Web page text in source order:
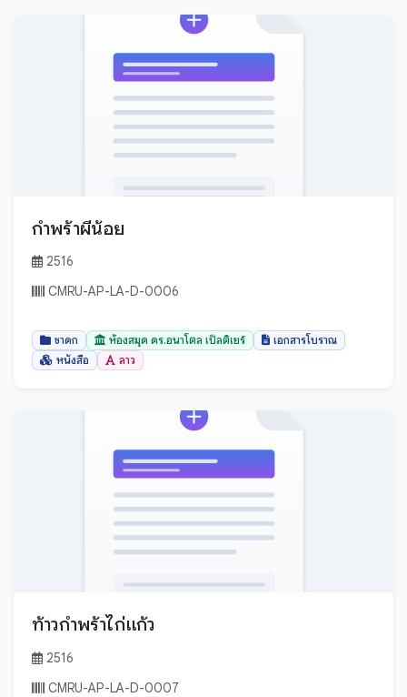
ระนอง
ศรีสะเกษ
สงขลา
สมุทรปราการ
สระแก้ว
สิงห์บุรี
สุพรรณบุรี
สุราษฎร์ธานี
สุโขทัย
กำพร้าผีน้อย
2516
CMRU-AP-LA-D-0006
ชาดก ห้องสมุด ดร.อนาโตล เป็ลติเยร์
เอกสารโบราณ
หนังสือ
ลาว
ท้าวกำพร้าไก่แก้ว
2516
CMRU-AP-LA-D-0007